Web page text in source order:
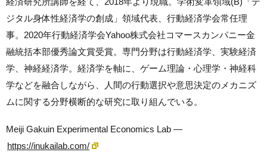
ジタル身体性経済学の創成」領域代表、行動経済学会常任理
事。2020年行動経済学会Yahoo株式会社コマースカンパニー金
融統括本部優秀論文賞受賞。専門分野は行動経済学、実験経済
学、神経経済学。経済学を軸に、ゲーム理論・心理学・神経科
学などを融合しながら、人間の行動選択や意思決定のメカニズ
ムに関する分野横断的な研究に取り組んでいる。
Meiji Gakuin Experimental Economics Lab —
https://inukailab.com/